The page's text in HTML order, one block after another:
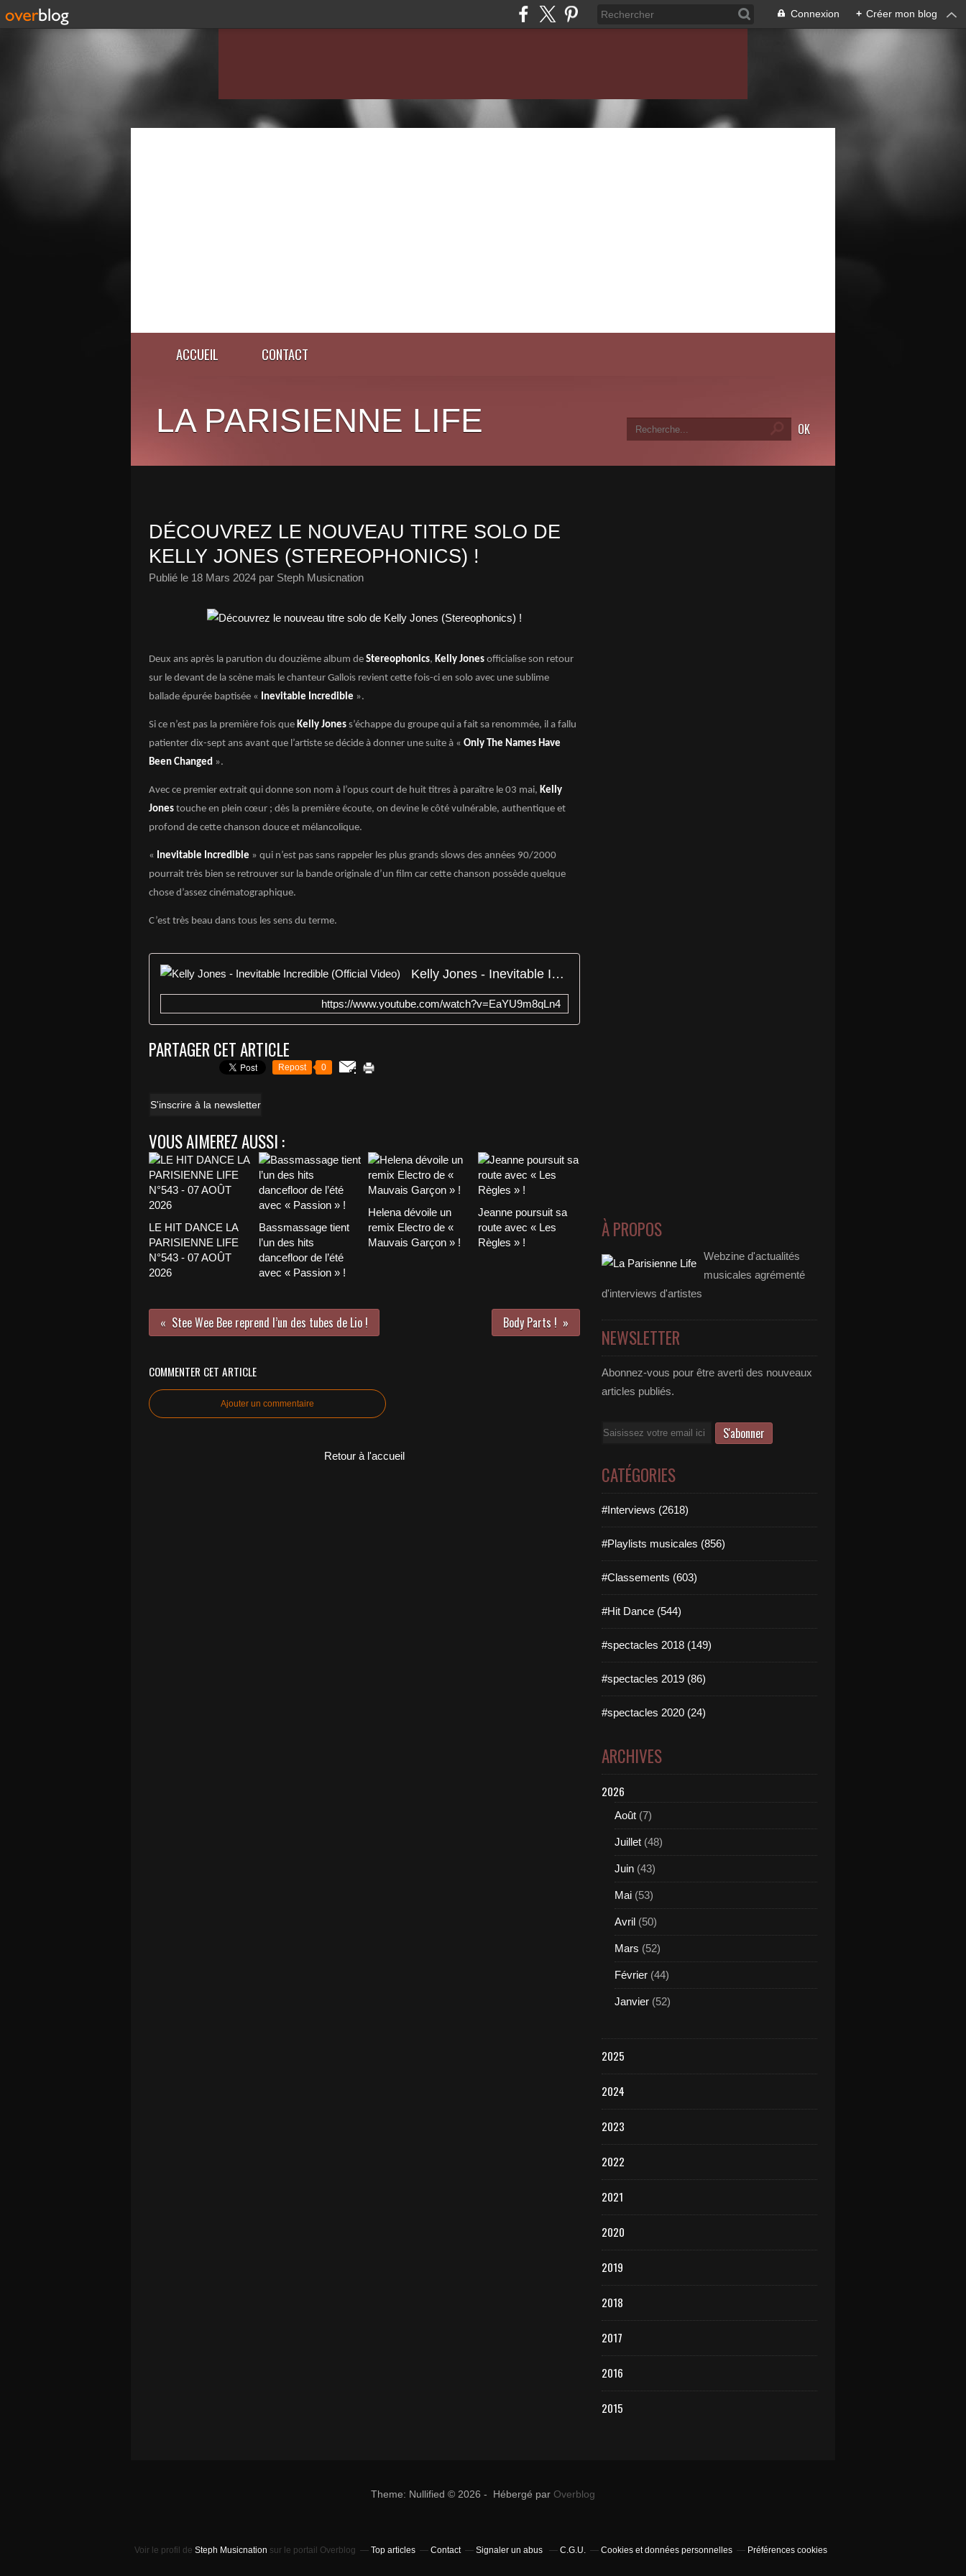
Connexion + Créer mon blog
ACCUEIL CONTACT
LA PARISIENNE LIFE
DÉCOUVREZ LE NOUVEAU TITRE SOLO DE
KELLY JONES (STEREOPHONICS) !
Publié le 18 Mars 2024 par Steph Musicnation
Deux ans après la parution du douzième album de Stereophonics, Kelly Jones officialise son retour
sur le devant de la scène mais le chanteur Gallois revient cette fois-ci en solo avec une sublime
ballade épurée baptisée « Inevitable Incredible ».
Si ce n’est pas la première fois que Kelly Jones s’échappe du groupe qui a fait sa renommée, il a fallu
patienter dix-sept ans avant que l’artiste se décide à donner une suite à « Only The Names Have
Been Changed ».
Avec ce premier extrait qui donne son nom à l’opus court de huit titres à paraître le 03 mai, Kelly
Jones touche en plein cœur ; dès la première écoute, on devine le côté vulnérable, authentique et
profond de cette chanson douce et mélancolique.
« Inevitable Incredible » qui n’est pas sans rappeler les plus grands slows des années 90/2000
pourrait très bien se retrouver sur la bande originale d’un film car cette chanson possède quelque
chose d’assez cinématographique.
C’est très beau dans tous les sens du terme.
Kelly Jones - Inevitable Incredible (Official Video)
https://www.youtube.com/watch?v=EaYU9m8qLn4
PARTAGER CET ARTICLE
Repost 0
S'inscrire à la newsletter
VOUS AIMEREZ AUSSI :
LE HIT DANCE LA
PARISIENNE LIFE
N°543 - 07 AOÛT
2026
Bassmassage tient
l’un des hits
dancefloor de l’été
avec « Passion » !
Helena dévoile un
remix Electro de «
Mauvais Garçon » !
Jeanne poursuit sa
route avec « Les
Règles » !
Stee Wee Bee reprend l’un des tubes de Lio ! Body Parts !
COMMENTER CET ARTICLE
Ajouter un commentaire
Retour à l'accueil
À PROPOS
Webzine d'actualités
musicales agrémenté
d'interviews d'artistes
NEWSLETTER
Abonnez-vous pour être averti des nouveaux
articles publiés.
Email
CATÉGORIES
#Interviews (2618)
#Playlists musicales (856)
#Classements (603)
#Hit Dance (544)
#spectacles 2018 (149)
#spectacles 2019 (86)
#spectacles 2020 (24)
ARCHIVES
2026
Août (7)
Juillet (48)
Juin (43)
Mai (53)
Avril (50)
Mars (52)
Février (44)
Janvier (52)
2025
2024
2023
2022
2021
2020
2019
2018
2017
2016
2015
Theme: Nullified © 2026 - Hébergé par Overblog
Voir le profil de Steph Musicnation sur le portail Overblog Top articles Contact Signaler un abus C.G.U. Cookies et données personnelles Préférences cookies